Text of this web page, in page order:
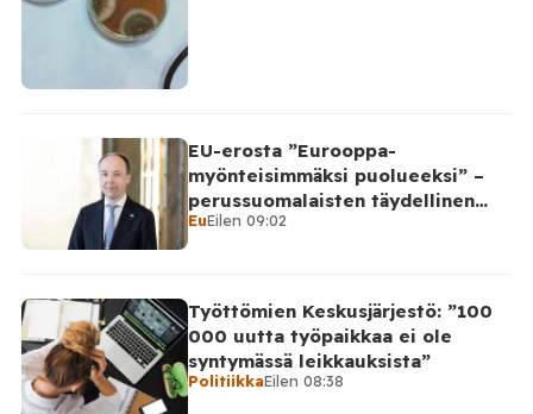
EU-erosta ”Eurooppa-
myönteisimmäksi puolueeksi” –
perussuomalaisten täydellinen
takinkääntö
EuEilen 09:02
Työttömien Keskusjärjestö: ”100
000 uutta työpaikkaa ei ole
syntymässä leikkauksista”
PolitiikkaEilen 08:38